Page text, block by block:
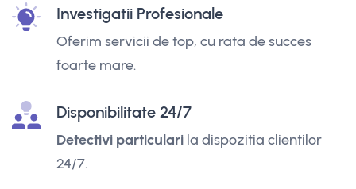
Investigatii Profesionale
Oferim servicii de top, cu rata de succes
foarte mare.
Disponibilitate 24/7
Detectivi particulari la dispozitia clientilor
24/7.